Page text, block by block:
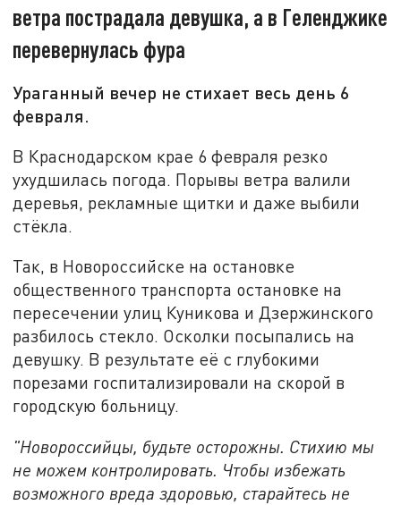
ветра пострадала девушка, а в Геленджике
перевернулась фура
Ураганный вечер не стихает весь день 6
февраля.
В Краснодарском крае 6 февраля резко
ухудшилась погода. Порывы ветра валили
деревья, рекламные щитки и даже выбили
стёкла.
Так, в Новороссийске на остановке
общественного транспорта остановке на
пересечении улиц Куникова и Дзержинского
разбилось стекло. Осколки посыпались на
девушку. В результате её с глубокими
порезами госпитализировали на скорой в
городскую больницу.
"Новороссийцы, будьте осторожны. Стихию мы
не можем контролировать. Чтобы избежать
возможного вреда здоровью, старайтесь не